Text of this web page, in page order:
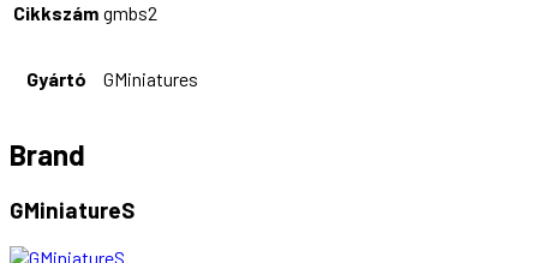
Cikkszám gmbs2
Gyártó GMiniatures
Brand
GMiniatureS